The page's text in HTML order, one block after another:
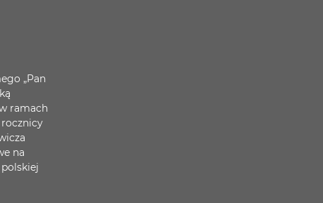
„Pan
ramach
na
polskiej